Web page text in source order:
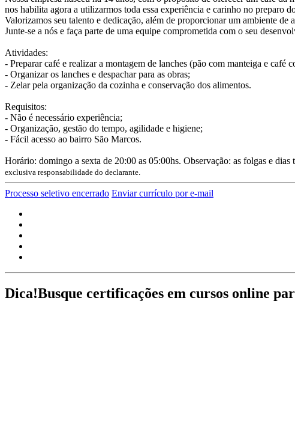
nos habilita agora a utilizarmos toda essa experiência e carinho no preparo
Valorizamos seu talento e dedicação, além de proporcionar um ambiente de
Junte-se a nós e faça parte de uma equipe comprometida com o seu
Atividades:
- Preparar café e realizar a montagem de lanches (pão com manteiga e café
- Organizar os lanches e despachar para as obras;
- Zelar pela organização da cozinha e conservação dos alimentos.
Requisitos:
- Não é necessário experiência;
- Organização, gestão do tempo, agilidade e higiene;
- Fácil acesso ao bairro São Marcos.
Horário: domingo a sexta de 20:00 as 05:00hs. Observação: as folgas e dias
exclusiva responsabilidade do declarante.
Processo seletivo encerrado Enviar currículo por e-mail
Dica!Busque certificações em cursos online